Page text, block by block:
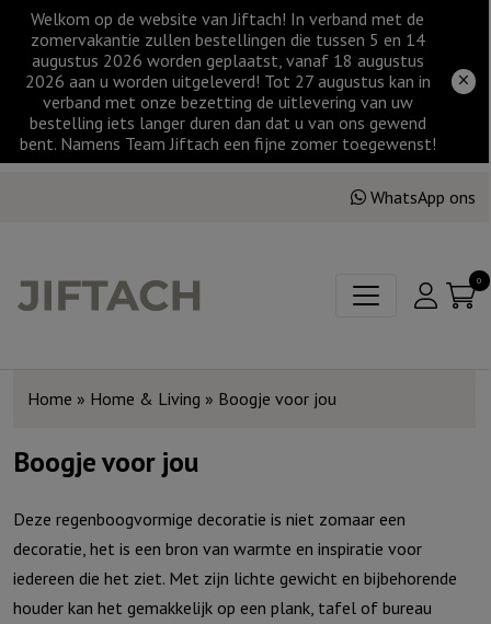
Welkom op de website van Jiftach! In verband met de
zomervakantie zullen bestellingen die tussen 5 en 14
augustus 2026 worden geplaatst, vanaf 18 augustus
2026 aan u worden uitgeleverd! Tot 27 augustus kan in
verband met onze bezetting de uitlevering van uw
bestelling iets langer duren dan dat u van ons gewend
bent. Namens Team Jiftach een fijne zomer toegewenst!
WhatsApp ons
0
Home » Home & Living » Boogje voor jou
Boogje voor jou
Deze regenboogvormige decoratie is niet zomaar een
decoratie, het is een bron van warmte en inspiratie voor
iedereen die het ziet. Met zijn lichte gewicht en bijbehorende
houder kan het gemakkelijk op een plank, tafel of bureau